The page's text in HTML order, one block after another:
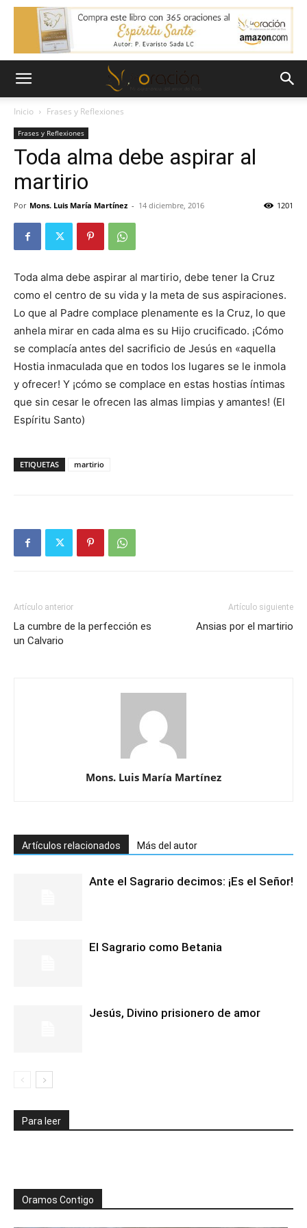
Inicio Frases y Reflexiones
Frases y Reflexiones
Toda alma debe aspirar al
martirio
Por Mons. Luis María Martínez - 14 diciembre, 2016 1201
Toda alma debe aspirar al martirio, debe tener la Cruz
como el centro de su vida y la meta de sus aspiraciones.
Lo que al Padre complace plenamente es la Cruz, lo que
anhela mirar en cada alma es su Hijo crucificado. ¡Cómo
se complacía antes del sacrificio de Jesús en «aquella
Hostia inmaculada que en todos los lugares se le inmola
y ofrecer! Y ¡cómo se complace en estas hostias íntimas
que sin cesar le ofrecen las almas limpias y amantes! (El
Espíritu Santo)
ETIQUETAS martirio
Artículo anterior
La cumbre de la perfección es
un Calvario
Artículo siguiente
Ansias por el martirio
Mons. Luis María Martínez
Artículos relacionados Más del autor
Ante el Sagrario decimos: ¡Es el Señor!
El Sagrario como Betania
Jesús, Divino prisionero de amor
Para leer
Oramos Contigo